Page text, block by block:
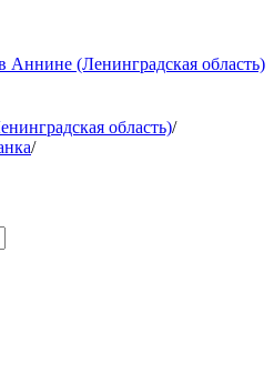
Аннине (Ленинградская область)
область)/
/